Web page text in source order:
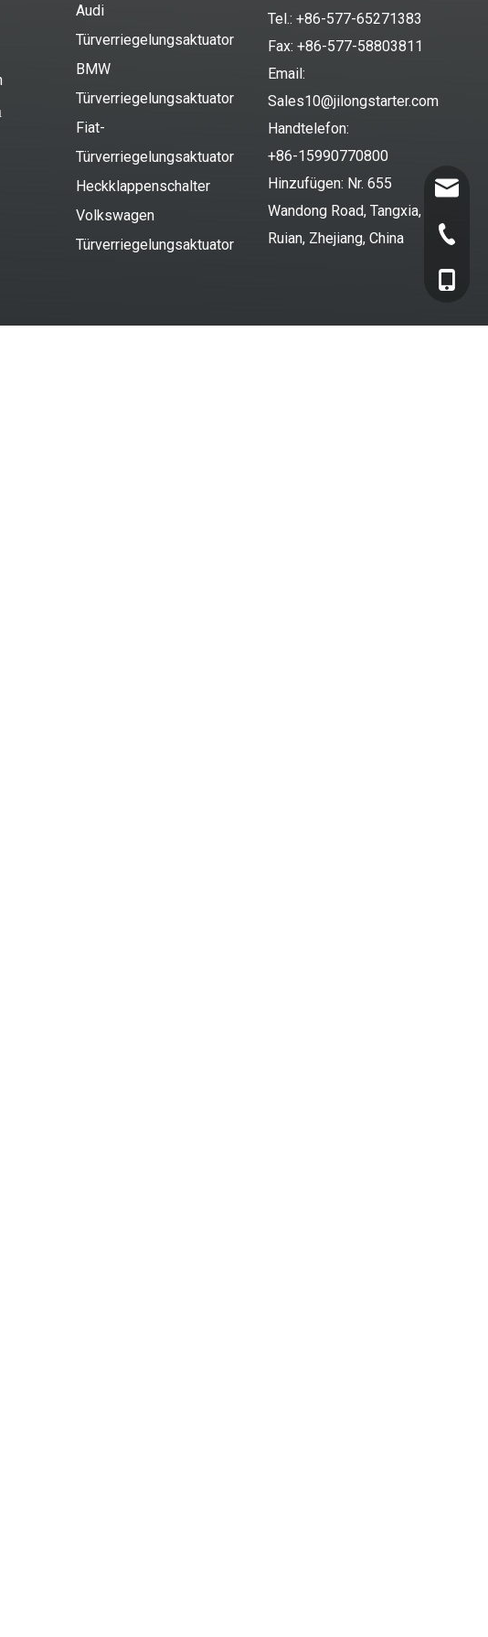
+86-
Audi
Türverriegelungsaktuator
BMW
Türverriegelungsaktuator
Fiat-
Türverriegelungsaktuator
Heckklappenschalter
Volkswagen
Türverriegelungsaktuator
Tel.: +86-577-65271383
Fax: +86-577-58803811
Email:
Sales10@jilongstarter.com
Handtelefon:
+86-15990770800
Hinzufügen: Nr. 655
Wandong Road, Tangxia,
Ruian, Zhejiang, China